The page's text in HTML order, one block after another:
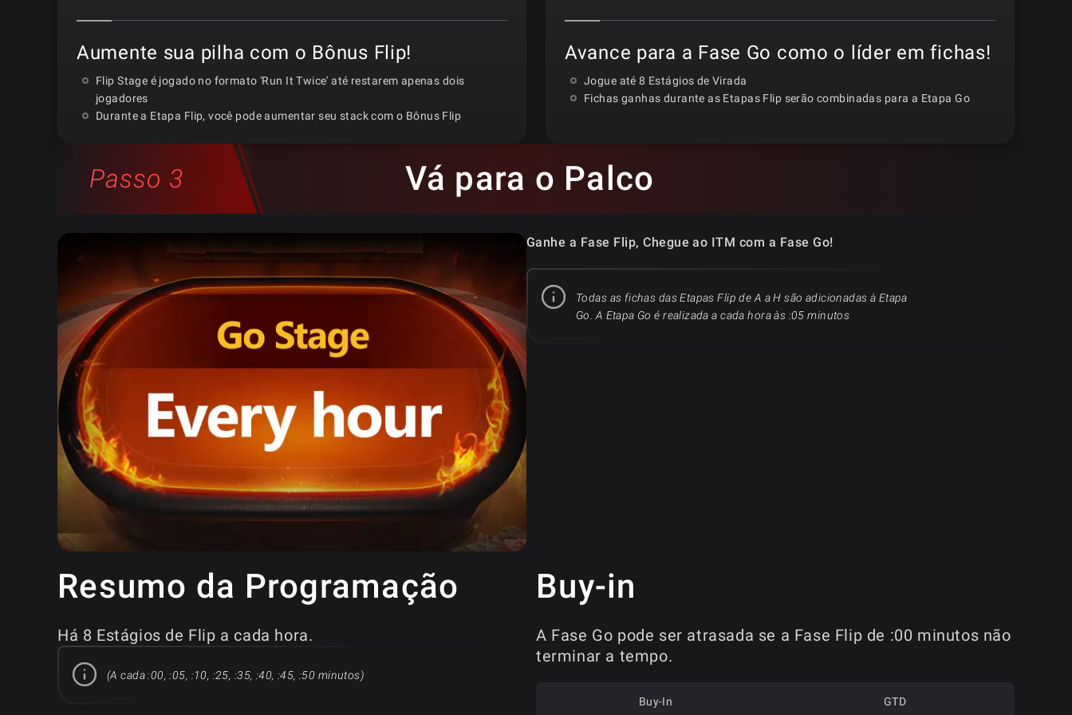
Aumente sua pilha com o Bônus Flip!
Flip Stage é jogado no formato 'Run It Twice' até restarem apenas dois
jogadores
Durante a Etapa Flip, você pode aumentar seu stack com o Bônus Flip
Avance para a Fase Go como o líder em fichas!
Jogue até 8 Estágios de Virada
Fichas ganhas durante as Etapas Flip serão combinadas para a Etapa Go
Passo 3 Vá para o Palco
Ganhe a Fase Flip, Chegue ao ITM com a Fase Go!
Todas as fichas das Etapas Flip de A a H são adicionadas à Etapa
Go. A Etapa Go é realizada a cada hora às :05 minutos
Resumo da Programação
Há 8 Estágios de Flip a cada hora.
(A cada :00, :05, :10, :25, :35, :40, :45, :50 minutos)
Buy-in
A Fase Go pode ser atrasada se a Fase Flip de :00 minutos não
terminar a tempo.
Buy-In GTD